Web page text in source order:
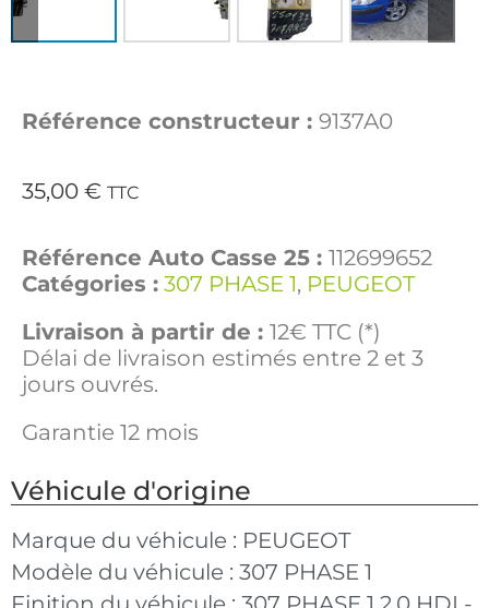
Référence constructeur : 9137A0
35,00 € TTC
Référence Auto Casse 25 : 112699652
Catégories : 307 PHASE 1, PEUGEOT
Livraison à partir de : 12€ TTC (*)
Délai de livraison estimés entre 2 et 3
jours ouvrés.
Garantie 12 mois
Véhicule d'origine
Marque du véhicule : PEUGEOT
Modèle du véhicule : 307 PHASE 1